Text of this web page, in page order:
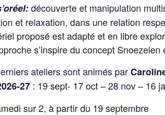
découverte et manipulation
et relaxation, dans une relation
proposé est adapté et en libre
s’inspire du concept
ateliers sont animés par
27 : 19 sept- 17 oct – 28 nov – 16
sur 2, à partir du 19 septembre